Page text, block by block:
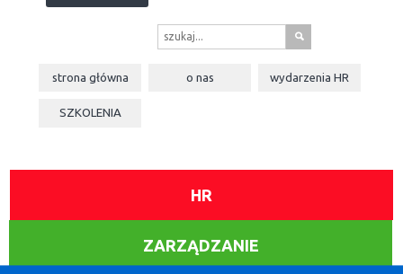
s
strona główna o nas wydarzeniaHR
SZKOLENIA
HR
ZARZĄDZANIE